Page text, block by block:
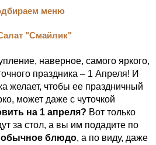
меню
наверное, самого яркого,
праздника – 1 Апреля! И
желает, чтобы ее праздничный
может даже с чуточкой
на 1 апреля? Вот только
за стол, а вы им подадите по
обычное блюдо, а по виду, даже